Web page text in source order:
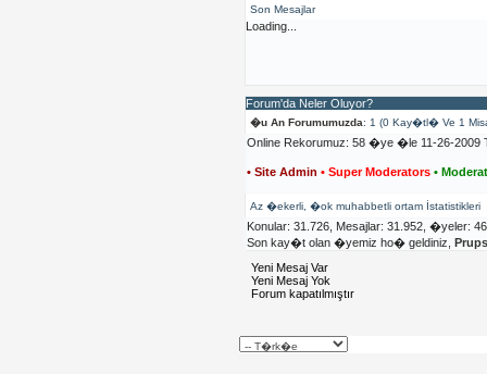
Son Mesajlar
Loading...
Forum'da Neler Oluyor?
�u An Forumumuzda: 1 (0 Kay�tl� Ve 1
Online Rekorumuz: 58 �ye �le 11-26-
• Site Admin • Super Moderators •
Az �ekerli, �ok muhabbetli ortam İstatistikleri
Konular: 31.726, Mesajlar: 31.952, �yeler:
Son kay�t olan �yemiz ho� geldiniz,
Yeni Mesaj Var
Yeni Mesaj Yok
Forum kapatılmıştır